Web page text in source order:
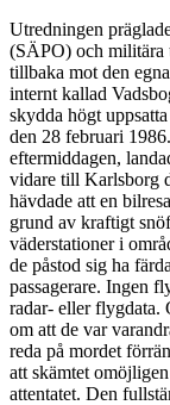
Utredningen
(SÄPO) och militära
tillbaka mot den
internt kallad
skydda högt
den 28 februari
eftermiddagen,
vidare till Karlsborg
hävdade att en
grund av kraftigt
väderstationer i
de påstod sig ha
passagerare. Ingen
radar- eller flygdata.
om att de var
reda på mordet
att skämtet
attentatet. Den